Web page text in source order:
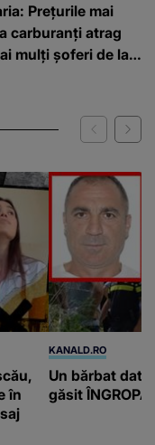
Prețurile mai
carburanți atrag
mulți șoferi de la
în
KANALD.RO
Un bărbat dat
găsit